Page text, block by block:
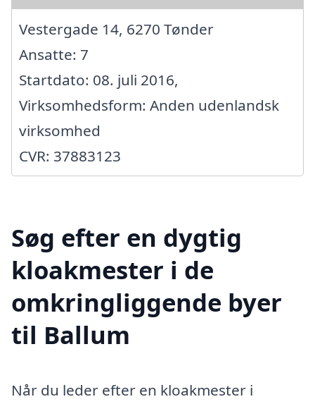
Vestergade 14, 6270 Tønder
Ansatte: 7
Startdato: 08. juli 2016,
Virksomhedsform: Anden udenlandsk
virksomhed
CVR: 37883123
Søg efter en dygtig
kloakmester i de
omkringliggende byer
til Ballum
Når du leder efter en kloakmester i